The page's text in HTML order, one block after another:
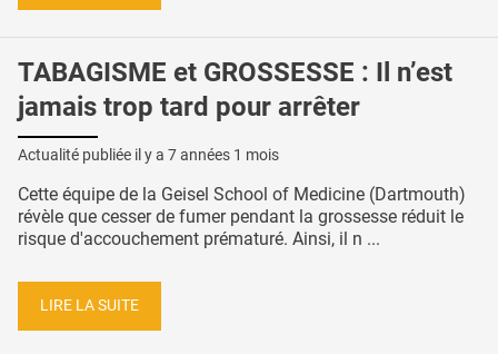
TABAGISME et GROSSESSE : Il n’est
jamais trop tard pour arrêter
Actualité publiée il y a 7 années 1 mois
Cette équipe de la Geisel School of Medicine (Dartmouth)
révèle que cesser de fumer pendant la grossesse réduit le
risque d'accouchement prématuré. Ainsi, il n ...
LIRE LA SUITE